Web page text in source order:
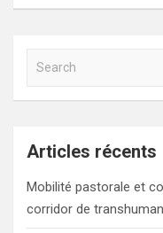
a
c
Articles récents
Mobilité pastorale et
corridor de